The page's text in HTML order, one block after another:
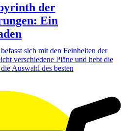
der
Ein
sich mit den Feinheiten der
verschiedene Pläne und hebt die
Auswahl des besten